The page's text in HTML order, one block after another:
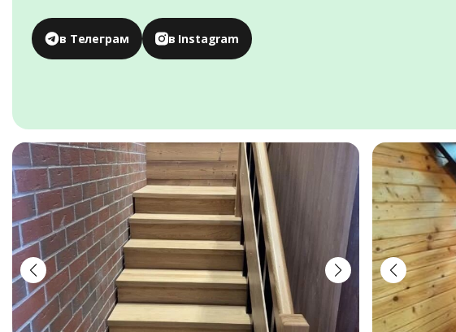
в Телеграм в Instagram